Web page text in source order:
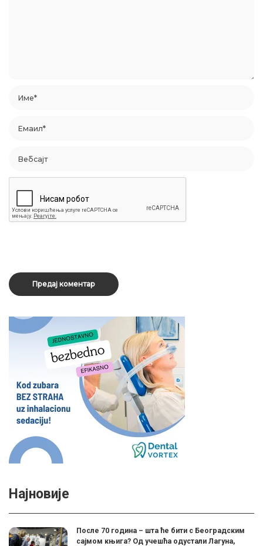
Најновије
После 70 година – шта ће бити с Београдским
сајмом књига? Од учешћа одустали Лагуна,